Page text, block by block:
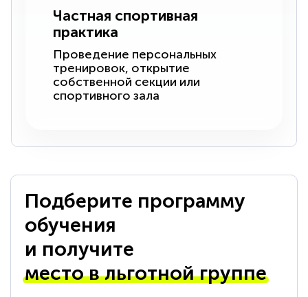
Частная спортивная
практика
Проведение персональных
тренировок, открытие
собственной секции или
спортивного зала
Подберите программу
обучения
и получите
место в льготной группе